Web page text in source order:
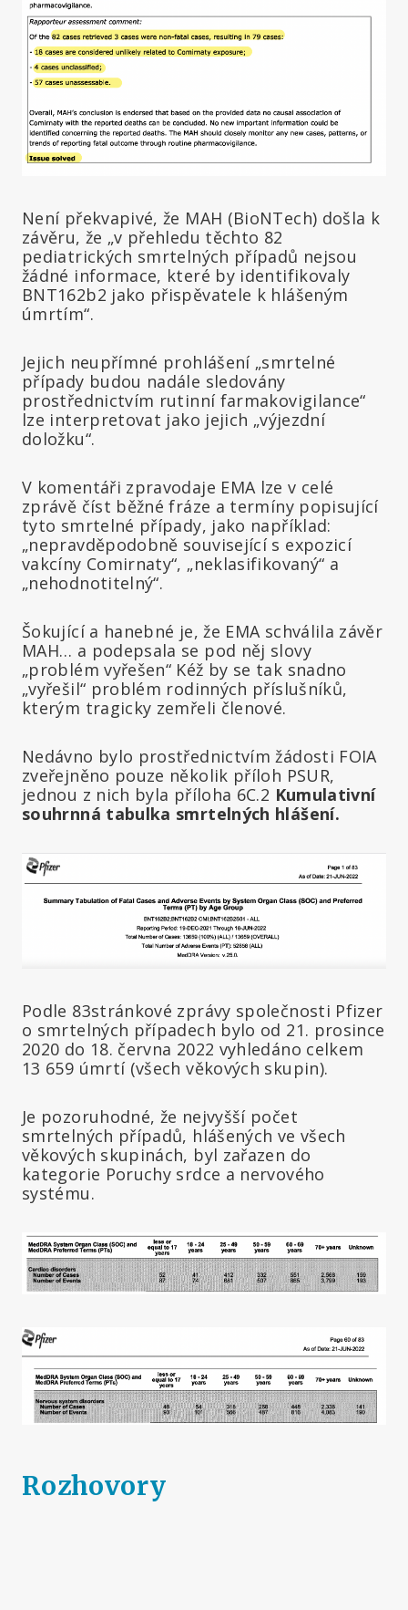
Není překvapivé, že MAH (BioNTech) došla k
závěru, že „v přehledu těchto 82
pediatrických smrtelných případů nejsou
žádné informace, které by identifikovaly
BNT162b2 jako přispěvatele k hlášeným
úmrtím“.
Jejich neupřímné prohlášení „smrtelné
případy budou nadále sledovány
prostřednictvím rutinní farmakovigilance“
lze interpretovat jako jejich „výjezdní
doložku“.
V komentáři zpravodaje EMA lze v celé
zprávě číst běžné fráze a termíny popisující
tyto smrtelné případy, jako například:
„nepravděpodobně související s expozicí
vakcíny Comirnaty“, „neklasifikovaný“ a
„nehodnotitelný“.
Šokující a hanebné je, že EMA schválila závěr
MAH… a podepsala se pod něj slovy
„problém vyřešen“ Kéž by se tak snadno
„vyřešil“ problém rodinných příslušníků,
kterým tragicky zemřeli členové.
Nedávno bylo prostřednictvím žádosti FOIA
zveřejněno pouze několik příloh PSUR,
jednou z nich byla příloha 6C.2 Kumulativní
souhrnná tabulka smrtelných hlášení.
Podle 83stránkové zprávy společnosti Pfizer
o smrtelných případech bylo od 21. prosince
2020 do 18. června 2022 vyhledáno celkem
13 659 úmrtí (všech věkových skupin).
Je pozoruhodné, že nejvyšší počet
smrtelných případů, hlášených ve všech
věkových skupinách, byl zařazen do
kategorie Poruchy srdce a nervového
systému.
Rozhovory